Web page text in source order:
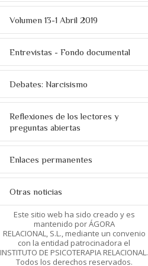
Volumen 13-1 Abril 2019
Entrevistas - Fondo documental
Debates: Narcisismo
Reflexiones de los lectores y
preguntas abiertas
Enlaces permanentes
Otras noticias
Este sitio web ha sido creado y es
mantenido por ÁGORA
RELACIONAL, S.L., mediante un convenio
con la entidad patrocinadora el
INSTITUTO DE PSICOTERAPIA RELACIONAL.
Todos los derechos reservados.